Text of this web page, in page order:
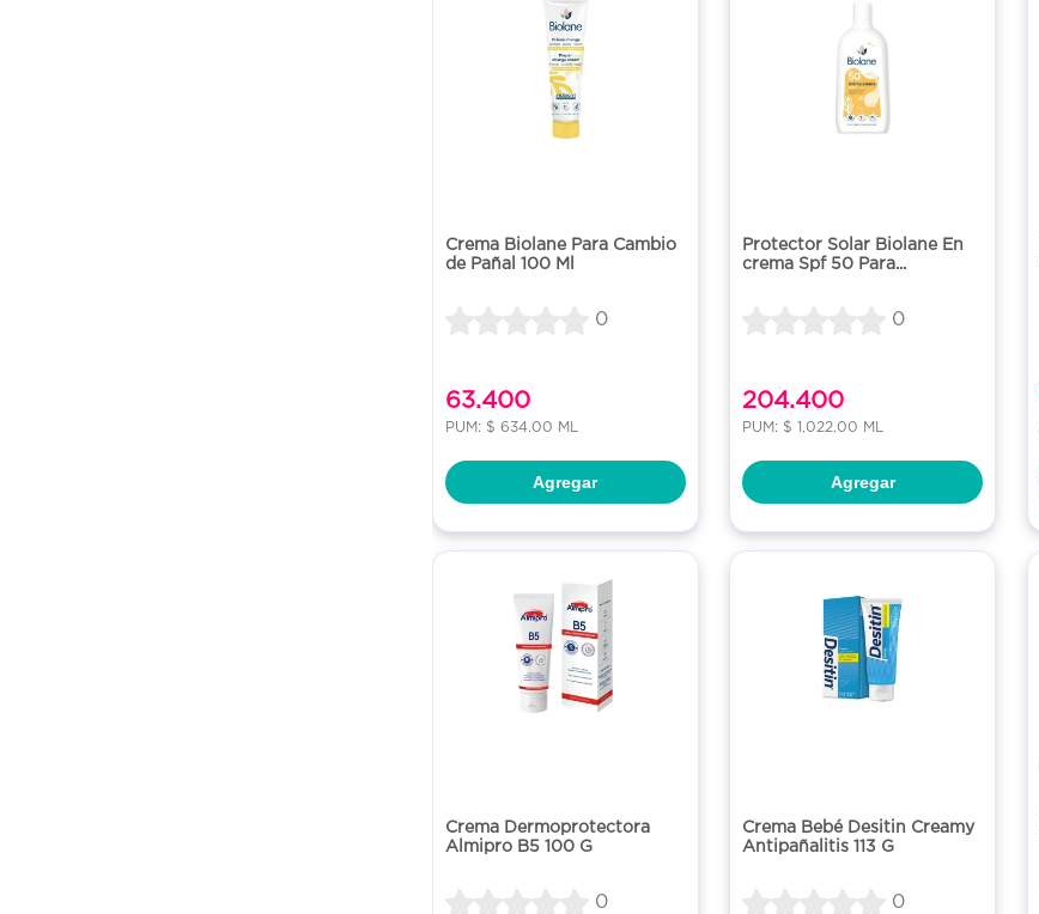
Crema Biolane Para Cambio
de Pañal 100 Ml
0
63.400
PUM: $ 634.00 ML
Agregar
Protector Solar Biolane En
crema Spf 50 Para...
0
204.400
PUM: $ 1,022.00 ML
Agregar
Crema Dermoprotectora
Almipro B5 100 G
0
Crema Bebé Desitin Creamy
Antipañalitis 113 G
0